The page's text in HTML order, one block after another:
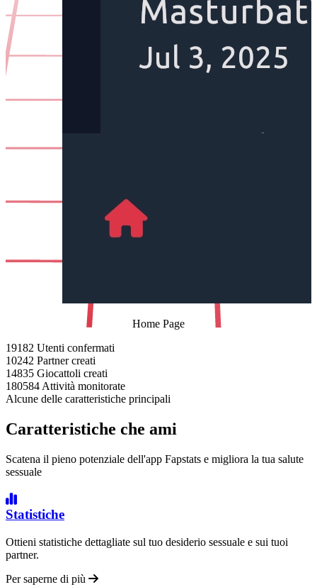
Home Page
19182 Utenti confermati
10242 Partner creati
14835 Giocattoli creati
180584 Attività monitorate
Alcune delle caratteristiche principali
Caratteristiche che ami
Scatena il pieno potenziale dell'app Fapstats e migliora la tua salute
sessuale
Statistiche
Ottieni statistiche dettagliate sul tuo desiderio sessuale e sui tuoi
partner.
Per saperne di più